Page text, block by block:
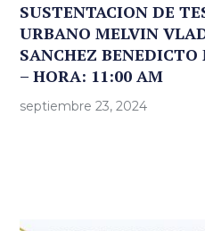
SUSTENTACION DE
URBANO MELVIN
SANCHEZ
– HORA: 11:00 AM
septiembre 23, 2024